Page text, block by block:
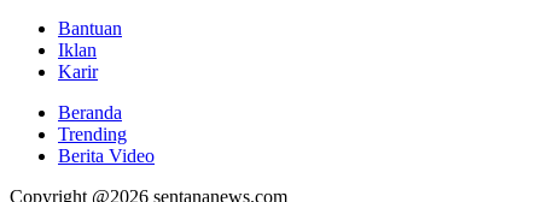
Bantuan
Iklan
Karir
Beranda
Trending
Berita Video
Copyright @2026 sentananews.com